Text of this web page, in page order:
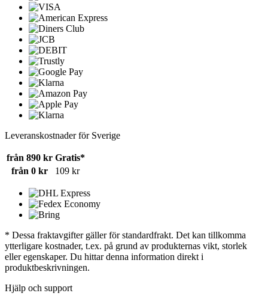
Leveranskostnader för Sverige
från 890 kr Gratis*
från 0 kr
109 kr
* Dessa fraktavgifter gäller för standardfrakt. Det kan tillkomma
ytterligare kostnader, t.ex. på grund av produkternas vikt, storlek
eller egenskaper. Du hittar denna information direkt i
produktbeskrivningen.
Hjälp och support